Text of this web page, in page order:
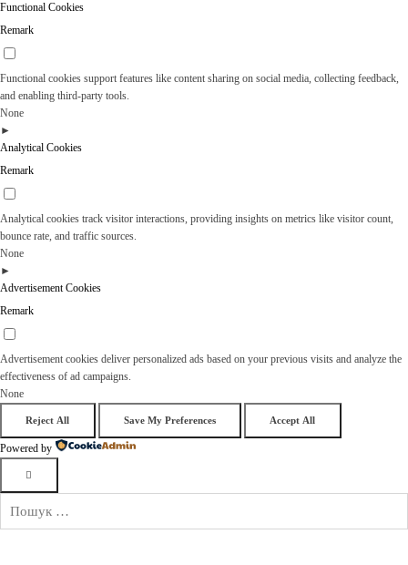
Functional Cookies
Remark
Functional cookies support features like content sharing on social media, collecting feedback,
and enabling third-party tools.
None
►
Analytical Cookies
Remark
Analytical cookies track visitor interactions, providing insights on metrics like visitor count,
bounce rate, and traffic sources.
None
►
Advertisement Cookies
Remark
Advertisement cookies deliver personalized ads based on your previous visits and analyze the
effectiveness of ad campaigns.
None
Reject All Save My Preferences Accept All
Powered by